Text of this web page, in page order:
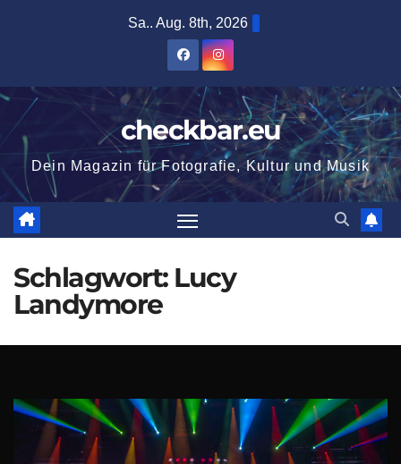
Sa.. Aug. 8th, 2026
checkbar.eu
Dein Magazin für Fotografie, Kultur und Musik
Schlagwort: Lucy
Landymore